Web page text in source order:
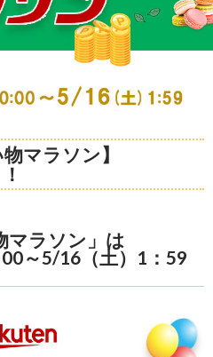
マラソン】
マラソン」は
～5/16（土）1：59